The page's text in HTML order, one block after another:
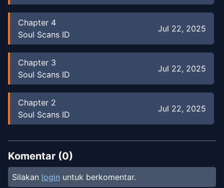
Chapter 4
Soul Scans ID
Jul 22, 2025
Chapter 3
Soul Scans ID
Jul 22, 2025
Chapter 2
Soul Scans ID
Jul 22, 2025
Chapter1
Soul Scans ID
Komentar (0)
Silakan login untuk berkomentar.